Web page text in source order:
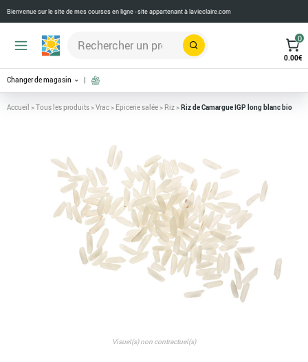
Bienvenue sur le site de mes courses en ligne - site appartenant àlavieclaire.com
Rechercher
0
0.00€
Changer de magasin
Accueil >Tous les produits>Vrac> Epicerie salée> Riz>Riz de Camargue IGP long blanc bio
Visuel(s) non contractuel(s)